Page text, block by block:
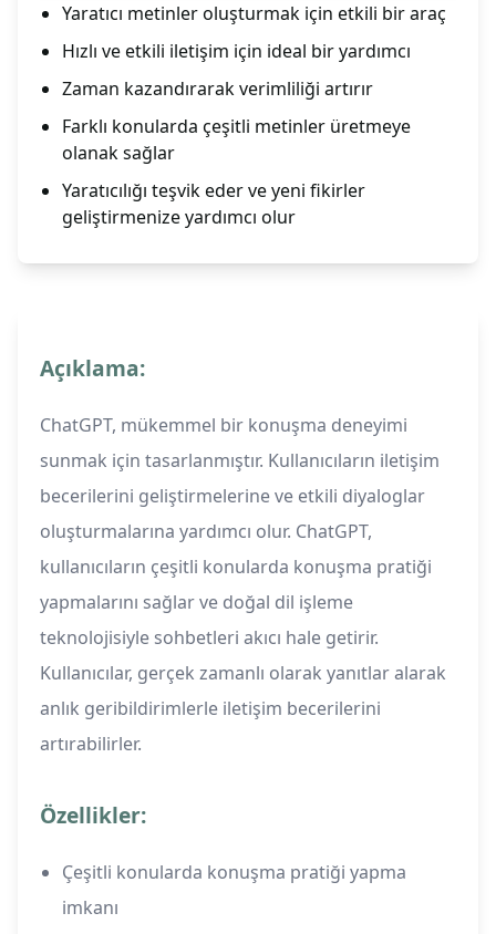
Yaratıcı metinler oluşturmak için etkili bir araç
Hızlı ve etkili iletişim için ideal bir yardımcı
Zaman kazandırarak verimliliği artırır
Farklı konularda çeşitli metinler üretmeye
olanak sağlar
Yaratıcılığı teşvik eder ve yeni fikirler
geliştirmenize yardımcı olur
Açıklama:
ChatGPT, mükemmel bir konuşma deneyimi
sunmak için tasarlanmıştır. Kullanıcıların iletişim
becerilerini geliştirmelerine ve etkili diyaloglar
oluşturmalarına yardımcı olur. ChatGPT,
kullanıcıların çeşitli konularda konuşma pratiği
yapmalarını sağlar ve doğal dil işleme
teknolojisiyle sohbetleri akıcı hale getirir.
Kullanıcılar, gerçek zamanlı olarak yanıtlar alarak
anlık geribildirimlerle iletişim becerilerini
artırabilirler.
Özellikler:
Çeşitli konularda konuşma pratiği yapma
imkanı